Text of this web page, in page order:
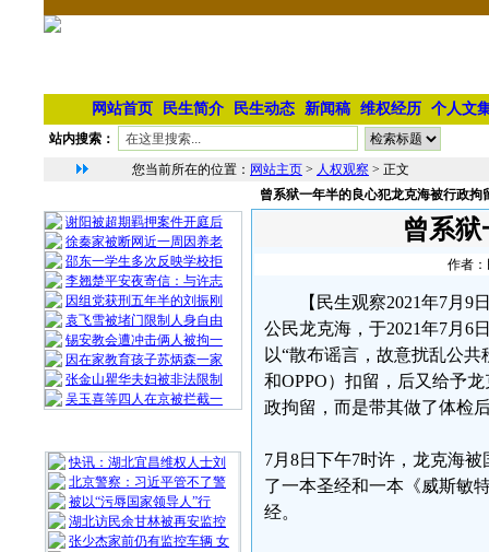
网站首页 民生简介 民生动态 新闻稿 维权经历 个人文
站内搜索：
您当前所在的位置： 网站主页 > 人权观察 > 正文
谢阳被超期羁押案件开庭后
徐秦家被断网近一周因养老
邵东一学生多次反映学校拒
李翘楚平安夜寄信：与许志
因组党获刑五年半的刘振刚
袁飞雪被堵门限制人身自由
锡安教会遭冲击俩人被拘一
因在家教育孩子苏炳森一家
张金山瞿华夫妇被非法限制
吴玉喜等四人在京被拦截一
快讯：湖北宜昌维权人士刘
北京警察：习近平管不了警
被以“污辱国家领导人”行
湖北访民余甘林被再安监控
张少杰家前仍有监控车辆 女
曾系狱一年半的良心犯龙克海被行政拘
曾系
作者：
【民生观察2021年7月
公民龙克海，于2021年7月6
以“散布谣言，故意扰乱公
和OPPO）扣留，后又给予
政拘留，而是带其做了体检
7月8日下午7时许，龙克海
了一本圣经和一本《威斯敏
经。